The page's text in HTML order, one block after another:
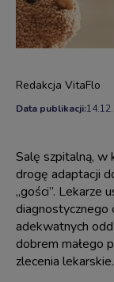
Data publikacji:
Redakcja VitaFlo
Salę szpitalną, w
drogę adaptacji
„gości”. Lekarze
diagnostycznego
adekwatnych
dobrem małego
zlecenia lekarskie.